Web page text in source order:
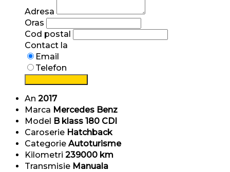
Adresa
Oras
Cod postal
Contact la
Email
Telefon
An 2017
Marca Mercedes Benz
Model
B klass 180 CDI
Caroserie Hatchback
Categorie Autoturisme
Kilometri 239000 km
Transmisie Manuala